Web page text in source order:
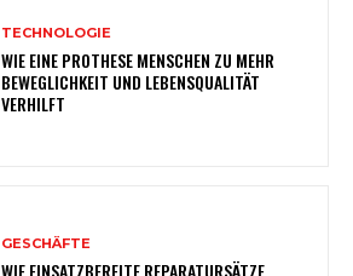
TECHNOLOGIE
WIE EINE PROTHESE MENSCHEN ZU MEHR
BEWEGLICHKEIT UND LEBENSQUALITÄT
VERHILFT
GESCHÄFTE
WIE EINSATZBEREITE REPARATURSÄTZE